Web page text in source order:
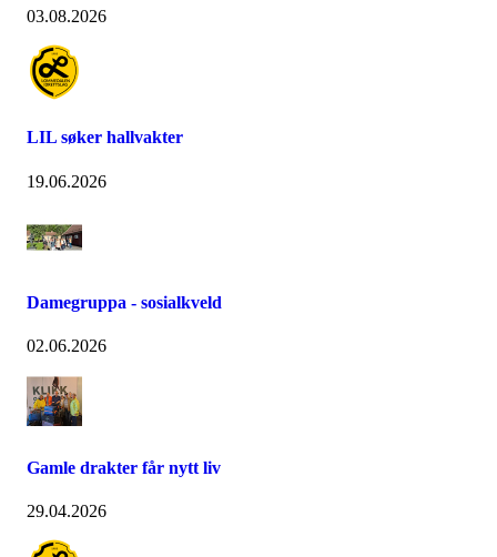
03.08.2026
LIL søker hallvakter
19.06.2026
Damegruppa - sosialkveld
02.06.2026
Gamle drakter får nytt liv
29.04.2026